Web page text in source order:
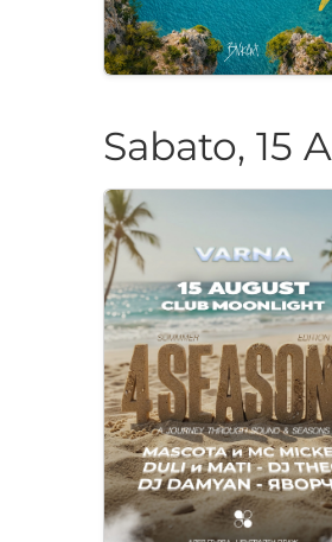
Sabato, 15